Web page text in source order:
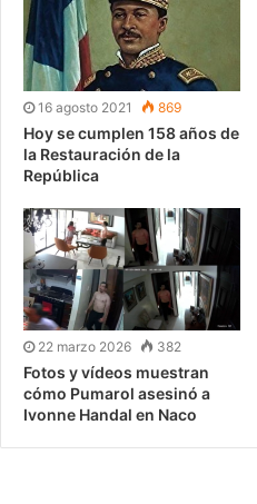
16 agosto 2021 869
Hoy se cumplen 158 años de
la Restauración de la
República
22 marzo 2026 382
Fotos y vídeos muestran
cómo Pumarol asesinó a
Ivonne Handal en Naco